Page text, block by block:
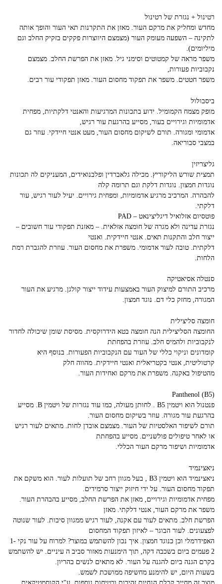
רטינול + נגזרת של רטינול
מחדש ומחליק את מרקם העור. מאזן את התקרנות תאי העור והופך אותה
לתקינה – השפעה מעומק העור (מצמצם היווצרות פקקים בזקיק החלב וגם
מיליומים).
משפר מראה של קמטוטים וסימני גיל. מאזן את הפרשת החלב. מצמצם
נקבוביות פעורות,
משפר חטטים. משפר את תפקוד מחסום העור. מאזן תפקודי עור רבים.
ביסבולול
מופק מצמח הקמומיל. ידוע בתכונות המרגיעות והאנטי דלקתיות, מפחית
אדמומיות וגירויים בעור, מסייע בהרגעת עור רגיש,
אדמומי ומגורה. תורם לשיקום מחסום העור, מעט אנטי חיידקי. עוזר גם
במצבי סבוריאה.
גליצריזין
תמצית שורש הליקוריץ. מכילה גלאברדין ופלבנואידים, המעניקים לה תכונות
נוגדות חמצון. נוגדות דלקת וגם תרומה קלה
להבהרה. המרכיב מרגיע אדמומיות, ומפחית גירויים. יעיל לעור רגיש, עור
דלקתי.
פוטסיום אזלואיל דיגליצינאט – PAD
נגזרת עדינה ולא מגרה של חומצה אזלאית. – מאזנת תפקודי עור חשובים –
ייצור חלב והתקנות תאים. אנטי חיידקית. ואנטי
דלקתית. טובה לעור אדמומי. משפרת את מחסום העור. עוזרת להגברת רמת
הלחות.
סנטלה אסיאטיקה
מרכיב התורם למיצוק העור באמצעות עידוד ייצור קולגן. מרגיע את העור
המגורה, מחזק כלי דם. נוגד חמצון.
חומצה סליצילית
החומצה הסליצילית הנה חומצה בטא הידרוקסית. מסיסת שומן שיכולה לחדור
לנקבוביות ולהמיס חלב. עוזרת בהפחתת
קומדונים וניקוי כללי של העור עם הנקבוביות הפעורות. בנוסף היא
קרטוליטית, אנטי בקטריאלית ואנטי חיידקית. מהווה חלק
מהטיפול באקנה. משפרת את מרקם ואחידות העור.
Panthenol (B5)
פנטנול הוא ויטמין B5 . לחותן מעולה, כמו עוד נגזרות של ויטמין B. מסייע
בהרגעת עור מגורה. עוזר בשיקום מחסום העור.
תורם לשיפור האלסטיות של העור. מצמצם אובדן לחות. מתאים לעור רגיש
או לאחר טיפולים פולשניים. מסייע בהפחתת
אדמומיות ושיפור מרקם העור הכללי.
ניאצינמיד
ניאצינמיד הוא ויטמין B3 , בעל מגוון רחב של תועלות לעור. הוא משקם את
תפקוד מחסום העור. על ידי חיזוק ייצור סרמידים.
מפחית אדמומיות וגירויים, מאזן את הפרשת החלב, מסייע בהבהרת העור.
משפר את מרקם העור, אנטי דלקתי. מאזן
הפרשת חלב. מתאים לעור עם אקנה, לעור רגיש ממגוון סיבות. לעור שנוטה
לפצעונים. לעור הבוגר – לאיזון תפקוד המחסום
האפידרמלי וכן כנוגד חמצון. איך נכון להשתמש במוצר? למרוח על עור נקי 1-
2 פעמים ביום בשכבה דקה, תוך הימנעות מאזור סביב ה עיניים. יש להשתמש
בקרם הגנה ביום להגנה על העור. לא מתאים לנשים בהריון.
בשעות היום, יש להימנע מחשיפה ממושכת לשמש.